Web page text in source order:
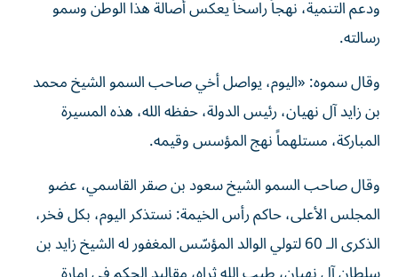
ودعم التنمية، نهجاً راسخاً يعكس أصالة هذا الوطن وسمو
رسالته.
وقال سموه: «اليوم، يواصل أخي صاحب السمو الشيخ محمد
بن زايد آل نهيان، رئيس الدولة، حفظه الله، هذه المسيرة
المباركة، مستلهماً نهج المؤسس وقيمه.
وقال صاحب السمو الشيخ سعود بن صقر القاسمي، عضو
المجلس الأعلى، حاكم رأس الخيمة: نستذكر اليوم، بكل فخر،
الذكرى الـ 60 لتولي الوالد المؤسّس المغفور له الشيخ زايد بن